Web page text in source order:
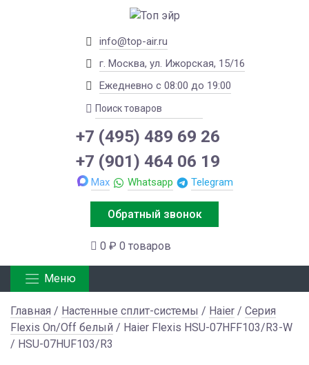
info@top-air.ru
г. Москва, ул. Ижорская, 15/16
Ежедневно с 08:00 до 19:00
+7 (495) 489 69 26
+7 (901) 464 06 19
Max Whatsapp Telegram
Обратный звонок
0 ₽ 0 товаров
Меню
Главная / Настенные сплит-системы / Haier / Серия
Flexis On/Off белый / Haier Flexis HSU-07HFF103/R3-W
/ HSU-07HUF103/R3